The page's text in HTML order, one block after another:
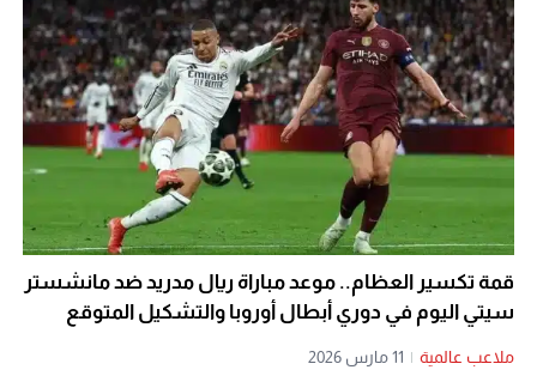
قمة تكسير العظام.. موعد مباراة ريال مدريد ضد مانشستر
سيتي اليوم في دوري أبطال أوروبا والتشكيل المتوقع
ملاعب عالمية | 11 مارس 2026